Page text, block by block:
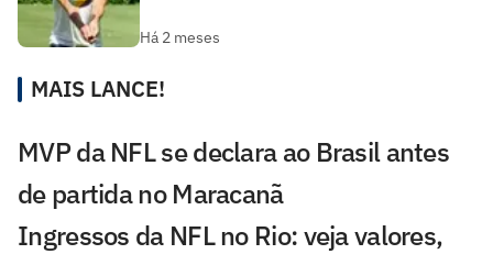
Há 2 meses
MAIS LANCE!
MVP da NFL se declara ao Brasil antes
de partida no Maracanã
Ingressos da NFL no Rio: veja valores,